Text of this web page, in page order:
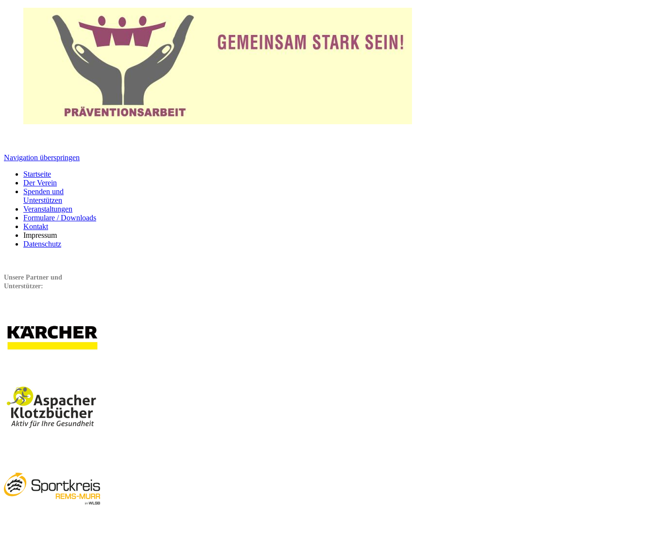
Navigation überspringen
Startseite
Der Verein
Spenden und
Unterstützen
Veranstaltungen
Formulare / Downloads
Kontakt
Impressum
Datenschutz
Unsere Partner und
Unterstützer: